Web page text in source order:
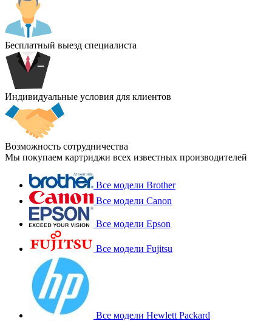
Бесплатный выезд специалиста
Индивидуальные условия для клиентов
Возможность сотрудничества
Мы покупаем картриджи всех известных производителей
Все модели Brother
Все модели Canon
Все модели Epson
Все модели Fujitsu
Все модели Hewlett Packard